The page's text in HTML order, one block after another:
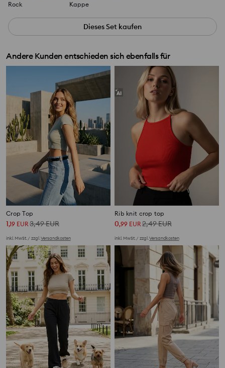
Rock Kappe
Dieses Set kaufen
Andere Kunden entschieden sich ebenfalls für
Crop Top
1,19 EUR3,49EUR
inkl. MwSt. / zzgl.Versandkosten
Rib knit crop top
0,99 EUR2,49EUR
inkl. MwSt. / zzgl.Versandkosten